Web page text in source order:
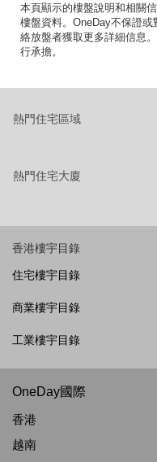
本頁顯示的樓盤說明和相關
樓盤資料。OneDay不保證
絡放盤者獲取更多詳細信息
行承擔。
熱門住宅區域
熱門住宅大廈
香港樓宇目錄
住宅樓宇目錄
商業樓宇目錄
工業樓宇目錄
OneDay國際
香港
越南